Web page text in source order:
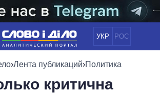
УКР РОС
НОВОСТИ
ПОЛИТИКА
ОБЕЩАНИЯ
›Лента публикаций›Политика
критична